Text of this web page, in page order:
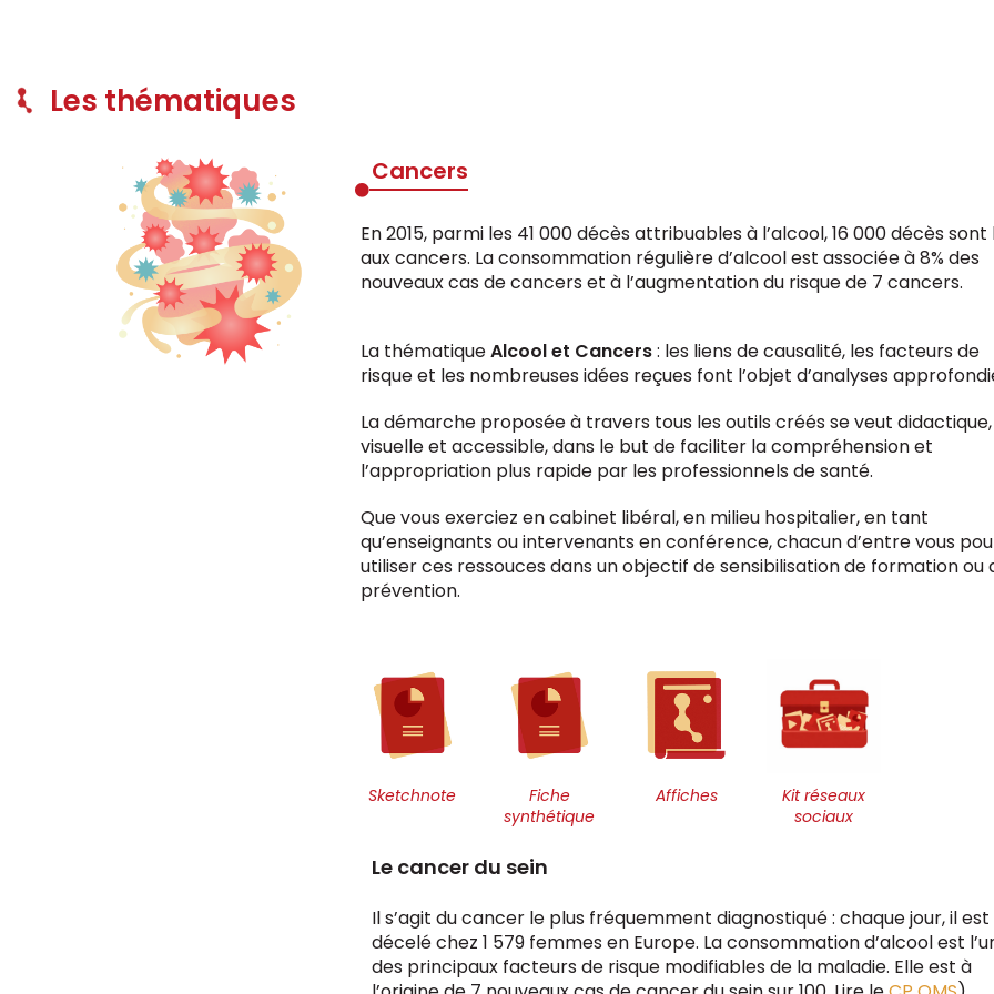
Les thématiques
Cancers
En 2015, parmi les 41 000 décès attribuables à l’alcool, 16 000 décès sont
aux cancers. La consommation régulière d’alcool est associée à 8% des
nouveaux cas de cancers et à l’augmentation du risque de 7 cancers.
La thématiqueAlcool et Cancers: les liens de causalité, les facteurs de
risque et les nombreuses idées reçues font l’objet d’analyses
La démarche proposée à travers tous les outils créés se veut didactique,
visuelle et accessible, dans le but de faciliter la compréhension et
l’appropriation plus rapide par les professionnels de santé.
Que vous exerciez en cabinet libéral, en milieu hospitalier, en tant
qu’enseignants ou intervenants en conférence, chacun d’entre vous
utiliser ces ressouces dans un objectif de sensibilisation de formation ou
prévention.
Sketchnote
Fiche
synthétique
Affiches
Kit réseaux
sociaux
Le cancer du sein
Il s’agit du cancer le plus fréquemment diagnostiqué : chaque jour, il est
décelé chez 1 579 femmes en Europe. La consommation d’alcool est
des principaux facteurs de risque modifiables de la maladie. Elle est à